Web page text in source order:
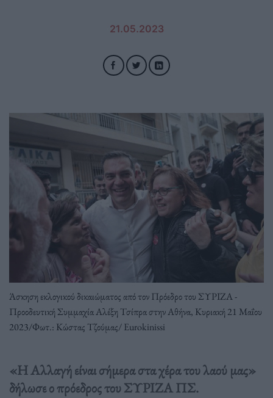
21.05.2023
Άσκηση εκλογικού δικαιώματος από τον Πρόεδρο του ΣΥΡΙΖΑ -
Προοδευτική Συμμαχία Αλέξη Τσίπρα στην Αθήνα, Κυριακή 21 Μαΐου
2023/Φωτ.: Κώστας Τζούμας/ Eurokinissi
«Η Αλλαγή είναι σήμερα στα χέρα του λαού μας»
δήλωσε ο πρόεδρος του ΣΥΡΙΖΑ ΠΣ.